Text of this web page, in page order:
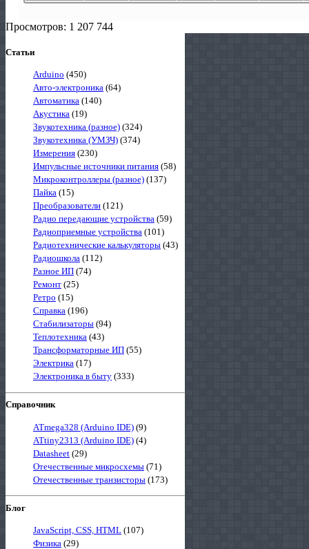
Просмотров: 1 207 744
Статьи
Arduino (450)
Авто-электроника (64)
Автоматика (140)
Акустика (19)
Звукотехника (разное) (324)
Звукотехника (УМЗЧ) (374)
Измерения (230)
Импульсные источники питания (58)
Микроконтроллеры (разное) (137)
Пайка (15)
Преобразователи (121)
Радио передающие устройства (59)
Радиоприемные устройства (101)
Радиотехнические калькуляторы (43)
Радиошкола (112)
Разное ИП (74)
Ремонт (25)
Ретро (15)
Справка (196)
Стабилизаторы (94)
Теплотехника (43)
Трансформаторные ИП (55)
Электрика (17)
Электроника в быту (333)
Справочник
ATmega328 (Arduino IDE) (9)
ATtiny2313 (Arduino IDE) (4)
Datasheet (29)
Отечественные микросхемы (71)
Отечественные транзисторы (173)
Блог
JavaScript, CSS, HTML (107)
Физика (29)